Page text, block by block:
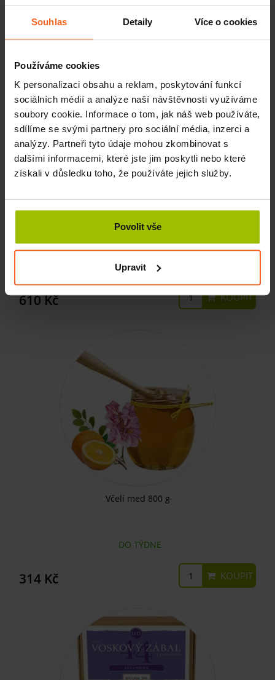
Souhlas Detaily Více o cookies
Používáme cookies
K personalizaci obsahu a reklam, poskytování funkcí
sociálních médií a analýze naší návštěvnosti využíváme
soubory cookie. Informace o tom, jak náš web používáte,
sdílíme se svými partnery pro sociální média, inzerci a
analýzy. Partneři tyto údaje mohou zkombinovat s
dalšími informacemi, které jste jim poskytli nebo které
získali v důsledku toho, že používáte jejich služby.
Povolit vše
Upravit
620 Kč KOUPIT
BIO voskový zábal Pomeranč - Zázvor, 5 ks
SKLADEM
610 Kč KOUPIT
Včelí med 800 g
DO TÝDNE
314 Kč KOUPIT